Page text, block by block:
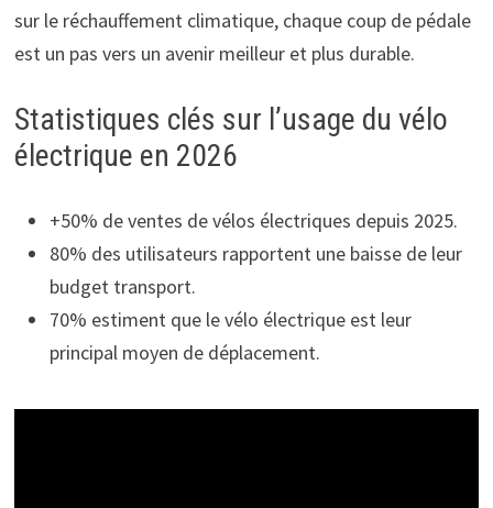
sur le réchauffement climatique, chaque coup de pédale
est un pas vers un avenir meilleur et plus durable.
Statistiques clés sur l’usage du vélo
électrique en 2026
+50% de ventes de vélos électriques depuis 2025.
80% des utilisateurs rapportent une baisse de leur
budget transport.
70% estiment que le vélo électrique est leur
principal moyen de déplacement.